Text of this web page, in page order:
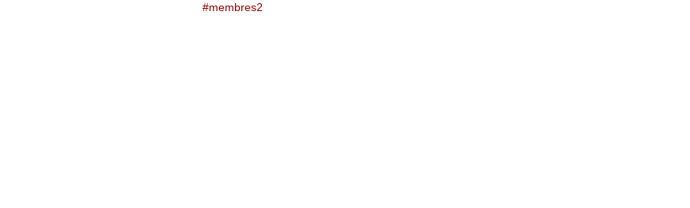
#membres2